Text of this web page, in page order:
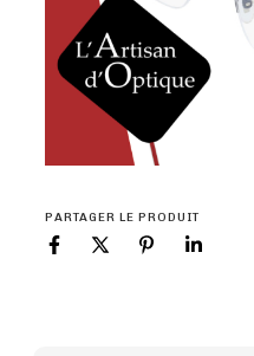
PARTAGER LE PRODUIT